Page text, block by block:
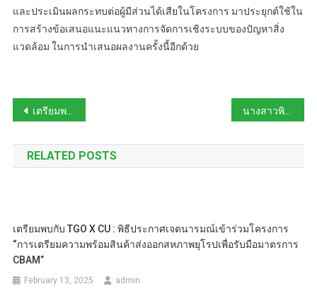
และประเมินผลกระทบต่อผู้มีส่วนได้เสียในโครงการ มาประยุกต์ใช้ใน
การสร้างข้อเสนอแนะแนวทางการจัดการเชิงระบบของปัญหาสิ่ง
แวดล้อม ในการนำเสนอผลงานครั้งนี้อีกด้วย
Post
navigation
เตรียมพบกับงานสัมมนาแห่งปี!
RELATED POSTS
เตรียมพบกับ TGO X CU : พิธีประกาศเจตนารมณ์เข้าร่วมโครงการ
“การเตรียมความพร้อมสินค้าส่งออกสหภาพยุโรปเพื่อรับมือมาตรการ
CBAM”
February 13, 2025 admin